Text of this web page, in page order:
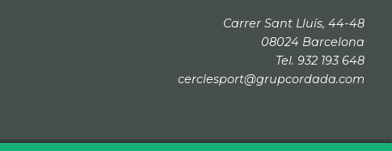
Carrer Sant Lluís, 44-48
08024 Barcelona
Tel. 932 193 648
cerclesport@grupcordada.com